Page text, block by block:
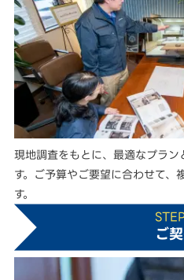
現地調査をもとに、最適なプラ
す。ご予算やご要望に合わせて、
す。
ご